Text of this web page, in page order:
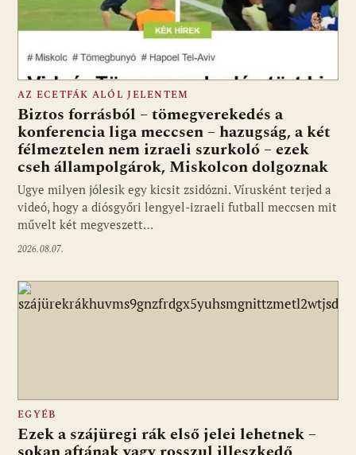
AZ ECETFÁK ALÓL JELENTEM
Biztos forrásból – tömegverekedés a
konferencia liga meccsen – hazugság, a két
félmeztelen nem izraeli szurkoló – ezek
cseh állampolgárok, Miskolcon dolgoznak
Ugye milyen jólesik egy kicsit zsidózni. Vírusként terjed a
videó, hogy a diósgyőri lengyel-izraeli futball meccsen mit
művelt két megveszett…
2026.08.07.
EGYÉB
Ezek a szájüregi rák első jelei lehetnek –